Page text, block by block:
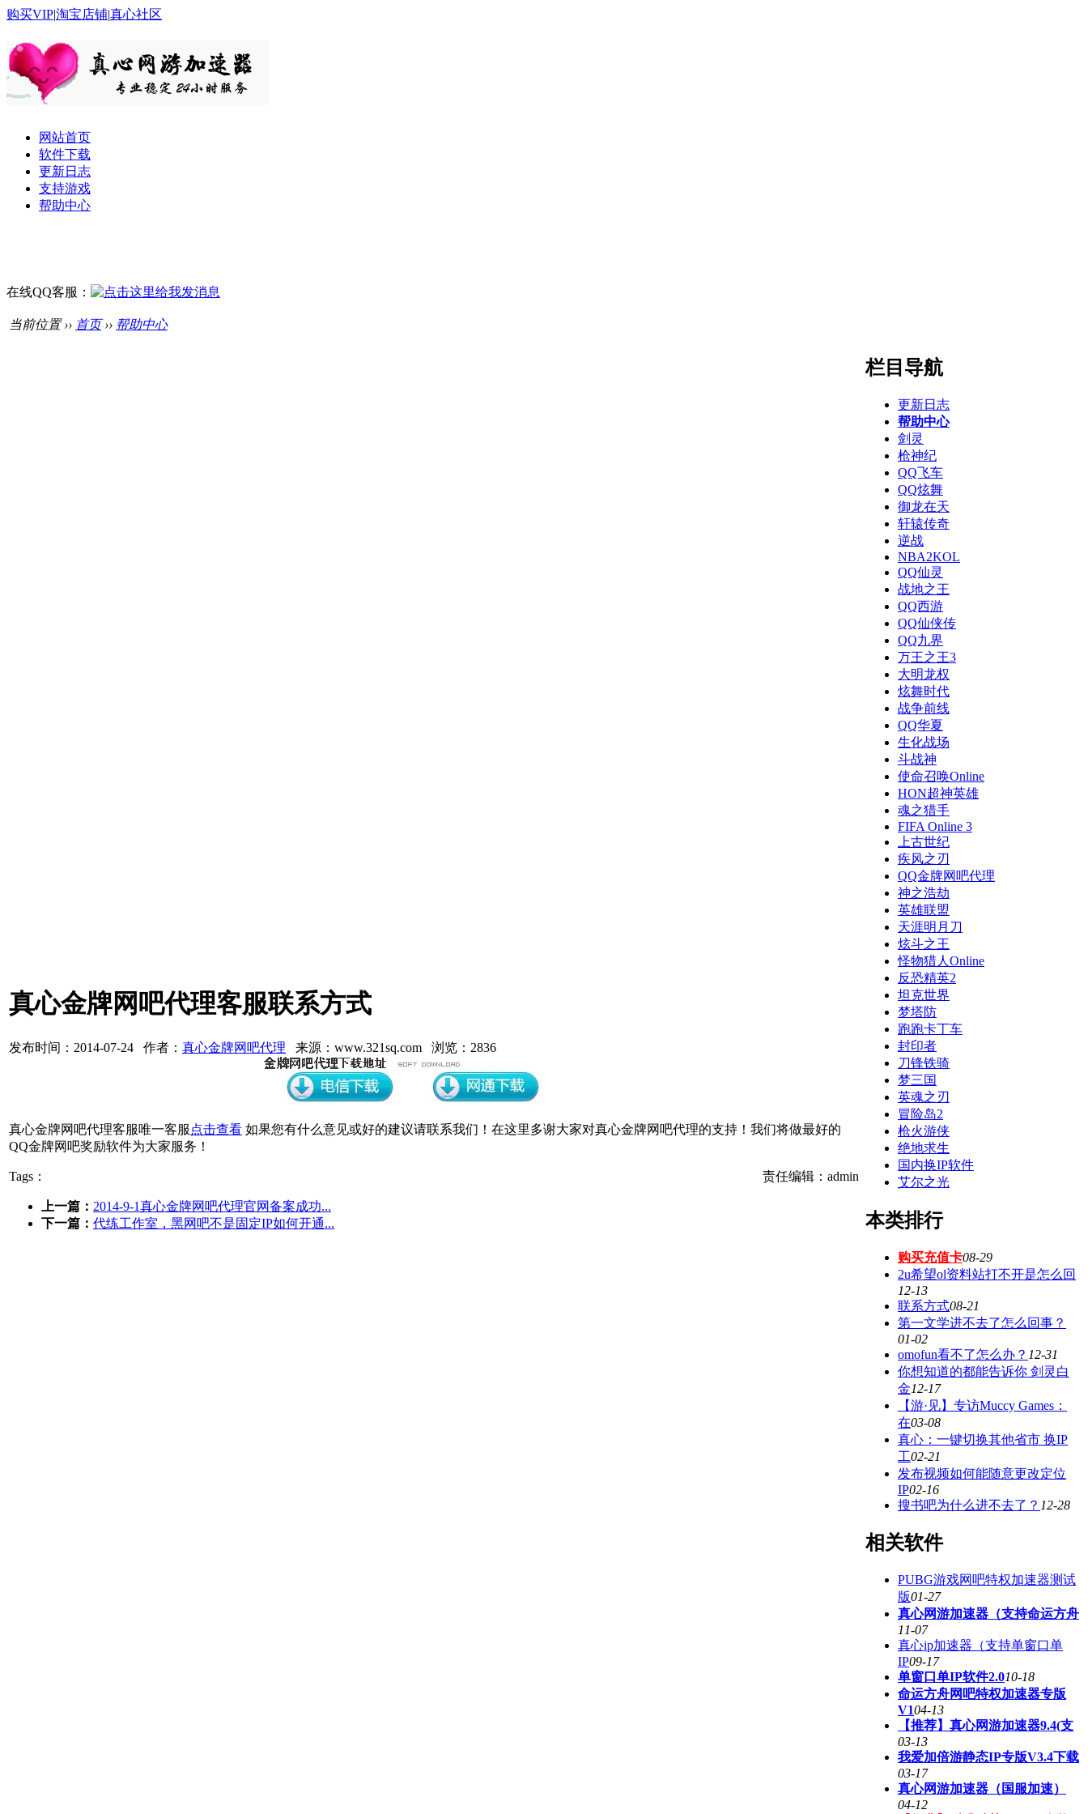
购买VIP|淘宝店铺|真心社区
网站首页
软件下载
更新日志
支持游戏
帮助中心
在线QQ客服：
当前位置 ›› 首页›› 帮助中心
真心金牌网吧代理客服联系方式
发布时间：2014-07-24 作者： 真心金牌网吧代理 来源：www.321sq.com 浏览：2836
真心金牌网吧代理客服唯一客服 点击查看 如果您有什么意见或好的建议请联系我们！在这里多谢大家对真心金牌网吧代理的支持！我们将做最好的
QQ金牌网吧奖励软件为大家服务！
Tags： 责任编辑：admin
上一篇： 2014-9-1真心金牌网吧代理官网备案成功...
下一篇： 代练工作室，黑网吧不是固定IP如何开通...
栏目导航
更新日志
帮助中心
剑灵
枪神纪
QQ飞车
QQ炫舞
御龙在天
轩辕传奇
逆战
NBA2KOL
QQ仙灵
战地之王
QQ西游
QQ仙侠传
QQ九界
万王之王3
大明龙权
炫舞时代
战争前线
QQ华夏
生化战场
斗战神
使命召唤Online
HON超神英雄
魂之猎手
FIFA Online 3
上古世纪
疾风之刃
QQ金牌网吧代理
神之浩劫
英雄联盟
天涯明月刀
炫斗之王
怪物猎人Online
反恐精英2
坦克世界
梦塔防
跑跑卡丁车
封印者
刀锋铁骑
梦三国
英魂之刃
冒险岛2
枪火游侠
绝地求生
国内换IP软件
艾尔之光
本类排行
购买充值卡08-29
2u希望ol资料站打不开是怎么回
12-13
联系方式08-21
第一文学进不去了怎么回事？
01-02
omofun看不了怎么办？ 12-31
你想知道的都能告诉你 剑灵白
金12-17
【游·见】专访Muccy Games：
在03-08
真心：一键切换其他省市 换IP
工02-21
发布视频如何能随意更改定位
IP02-16
搜书吧为什么进不去了？ 12-28
相关软件
PUBG游戏网吧特权加速器测试
版01-27
真心网游加速器（支持命运方舟
11-07
真心ip加速器（支持单窗口单
IP09-17
单窗口单IP软件2.010-18
命运方舟网吧特权加速器专版
V104-13
【推荐】真心网游加速器9.4(支
03-13
我爱加倍游静态IP专版V3.4下载
03-17
真心网游加速器（国服加速）
04-12